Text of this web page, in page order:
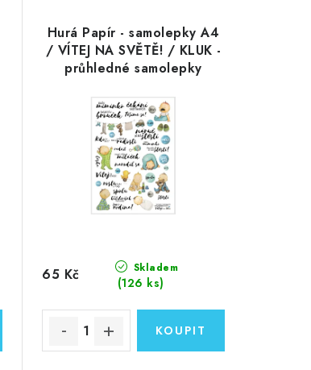
Hurá Papír - samolepky A4
/ VÍTEJ NA SVĚTĚ! / KLUK -
průhledné samolepky
Skladem
(126 ks)
65 Kč